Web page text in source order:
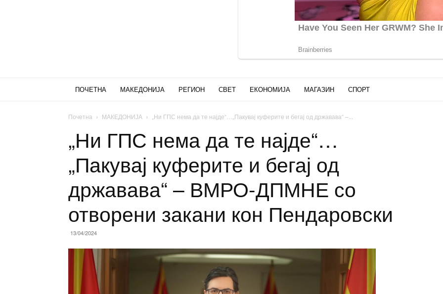
ПОЧЕТНА МАКЕДОНИЈА РЕГИОН СВЕТ ЕКОНОМИЈА МАГАЗИН СПОРТ
Почетна МАКЕДОНИЈА „Ни ГПС нема да те најде“…„Пакувај куферите и бегај од државава“ –...
„Ни ГПС нема да те најде“…
„Пакувај куферите и бегај од
државава“ – ВМРО-ДПМНЕ со
отворени закани кон Пендаровски
13/04/2024